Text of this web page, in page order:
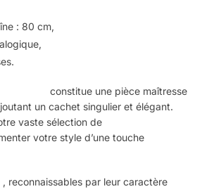
: 80 cm,
constitue une pièce maîtresse
un cachet singulier et élégant.
vaste sélection de
votre style d’une touche
, reconnaissables par leur caractère